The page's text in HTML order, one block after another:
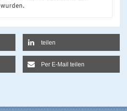
teilen
Per E-Mail teilen